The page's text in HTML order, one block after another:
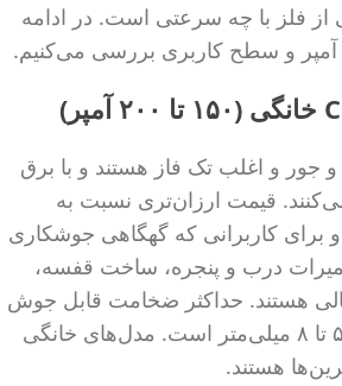
فلز با چه سرعتی است. در ادامه
آمپر و سطح کاربری بررسی می‌کنیم.
جور و اغلب تک فاز هستند و با برق
می‌کنند. قیمت ارزان‌تری نسبت به
برای کاربرانی که گهگاهی جوشکاری
درب و پنجره، ساخت قفسه،
هستند. حداکثر ضخامت قابل جوش
با این دستگاه‌ها حدود ۵ تا ۸ میلی‌متر است. مدل‌های خانگی